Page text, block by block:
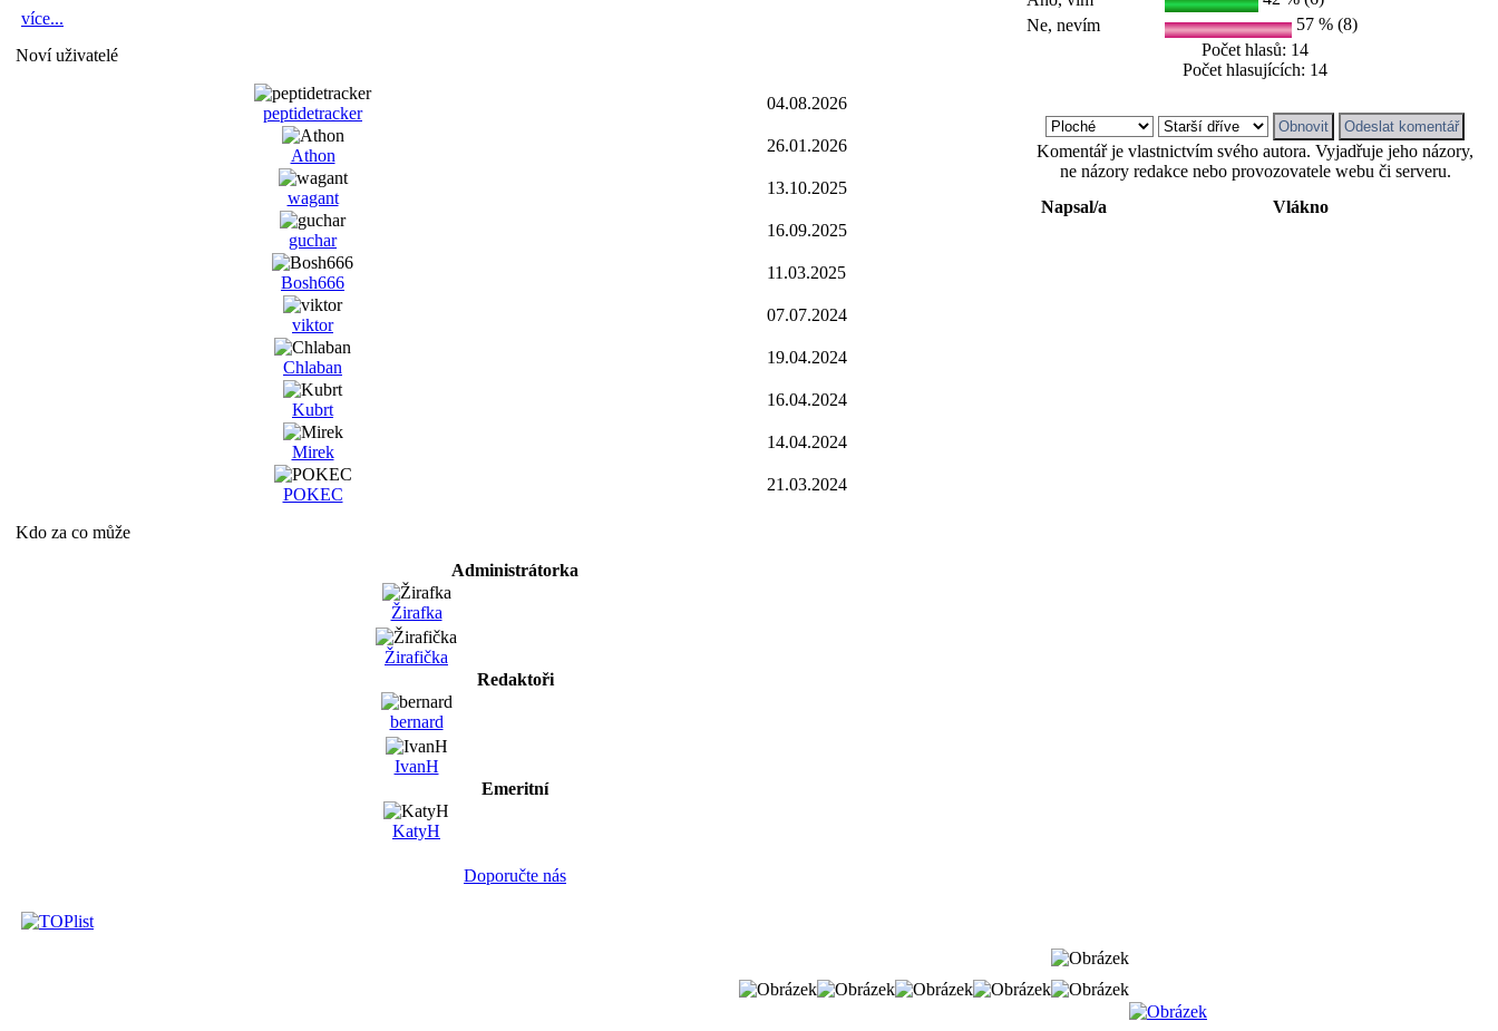
více...
Noví uživatelé
peptidetracker
04.08.2026
Athon
26.01.2026
wagant
13.10.2025
guchar
16.09.2025
Bosh666
11.03.2025
viktor
07.07.2024
Chlaban
19.04.2024
Kubrt
16.04.2024
Mirek
14.04.2024
POKEC
21.03.2024
Kdo za co může
Administrátorka
Žirafka
Žirafička
Redaktoři
bernard
IvanH
Emeritní
KatyH
Doporučte nás
Ne, nevím
57 % (8)
Počet hlasů: 14
Počet hlasujících: 14
Komentář je vlastnictvím svého autora. Vyjadřuje jeho názory,
ne názory redakce nebo provozovatele webu či serveru.
Napsal/a
Vlákno